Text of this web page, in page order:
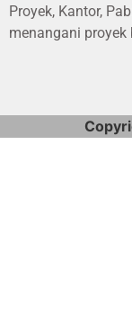
Proyek, Kantor,
menangani